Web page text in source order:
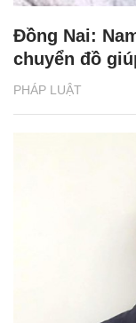
PHÁP LUẬT
Đồng Nai:
chuyển đồ